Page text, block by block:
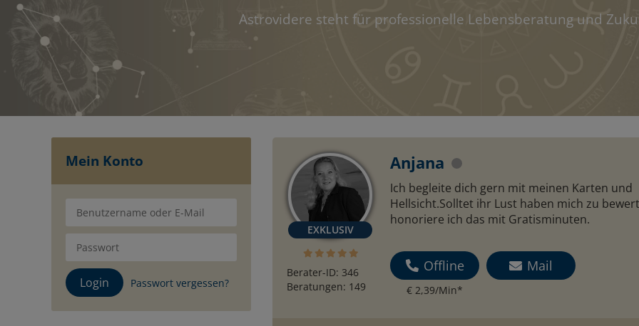
Astrovidere steht für professionelle Lebensberatung und
Mein Konto
Passwort vergessen?
Anjana
Berater-ID: 346
Beratungen: 149
Ich begleite dich gern mit meinen Karten und
Hellsicht.Solltet ihr Lust haben mich zu
honoriere ich das mit Gratisminuten.
Offline
€ 2,39/Min*
Mail